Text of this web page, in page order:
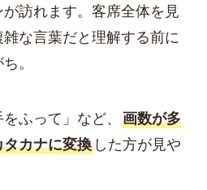
訪れます。客席全体を見
な言葉だと理解する前に
。
ふって」など、 画数が多
カナに変換した方が見や